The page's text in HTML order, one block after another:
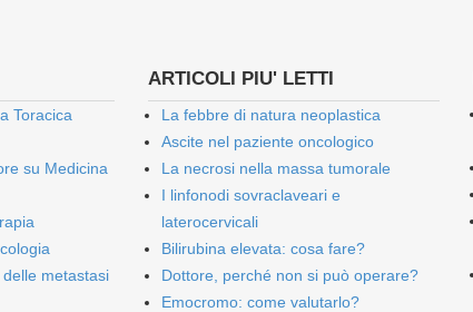
Toracica
su Medicina
metastasi
ARTICOLI PIU' LETTI
La febbre di natura neoplastica
Ascite nel paziente oncologico
La necrosi nella massa tumorale
I linfonodi sovraclaveari e
laterocervicali
Bilirubina elevata: cosa fare?
Dottore, perché non si può operare?
Emocromo: come valutarlo?